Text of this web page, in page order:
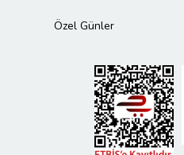
Özel Günler